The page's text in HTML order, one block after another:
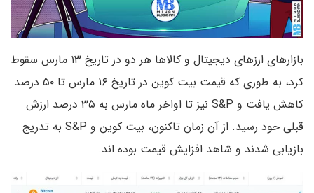
بازارهای ارزهای دیجیتال و کالاها هر دو در تاریخ ۱۳ مارس سقوط
کرد، به طوری که قیمت بیت کوین در تاریخ ۱۶ مارس تا ۵۰ درصد
کاهش یافت و S&P نیز تا اواخر ماه مارس به ۳۵ درصد ارزش
قبلی خود رسید. از آن زمان تاکنون، بیت کوین و S&P به تدریج
بازیابی شدند و شاهد افزایش قیمت بوده اند.